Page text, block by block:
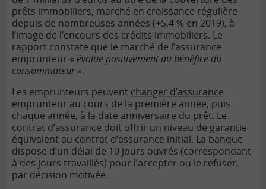
prêts immobiliers, marché en croissance régulière
depuis de nombreuses années (+5,4 % en 2019), à
l’image de l’encours des crédits immobiliers. Le
rapport constate que le marché de l’assurance
emprunteur « évolue positivement au bénéfice du
consommateur».
Les emprunteurs peuvent changer d’assurance
emprunteur au cours de la première année, puis
chaque année, à la date anniversaire du prêt. Le
contrat d’assurance doit offrir un niveau de garantie
équivalent au contrat d’assurance initial. La banque
dispose d’un délai de 10 jours ouvrés (correspondant
à des jours travaillés) pour l’accepter ou le refuser,
par décision motivée.